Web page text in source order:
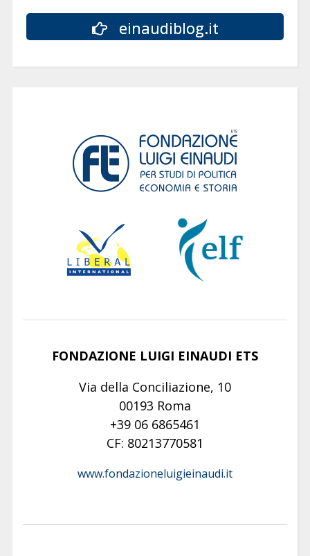
einaudiblog.it
FONDAZIONE LUIGI EINAUDI ETS
Via della Conciliazione, 10
00193 Roma
+39 06 6865461
CF: 80213770581
www.fondazioneluigieinaudi.it